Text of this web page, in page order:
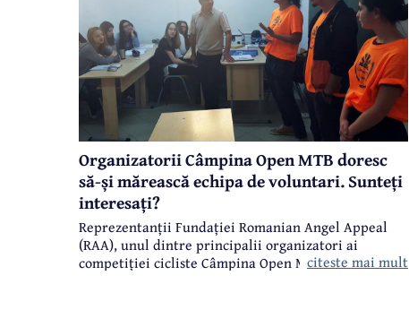
Organizatorii Câmpina Open MTB doresc
să-și mărească echipa de voluntari. Sunteți
interesați?
Reprezentanții Fundației Romanian Angel Appeal
(RAA), unul dintre principalii organizatori ai
competiției cicliste Câmpina Open MTB - Race for
citeste mai mult